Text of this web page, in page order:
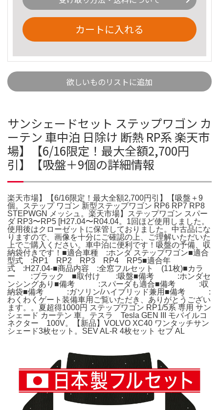
カートに入れる
欲しいものリストに追加
サンシェードセット ステップワゴン カ
ーテン 車中泊 日除け 断熱 RP系 楽天市
場】【6/16限定！最大全額2,700円
引】【吸盤＋9個の詳細情報
楽天市場】【6/16限定！最大全額2,700円引】【吸盤＋9
個。ステップ ワゴン 新型ステップワゴン RP6 RP7 RP8
STEPWGN メッシュ。楽天市場】ステップワゴン スパー
ダ RP3〜RP5 [H27.04〜R04.04。1回ほど使用しました。
使用後はクローゼットに保管しておりました。中古品にな
りますので、画像を十分にご確認の上、ご理解いただいた
上でご購入ください。車中泊に便利です！吸盤の予備、収
納袋付きです！■適合車種 :ホンダ ステップワゴン■適合
型式 :RP1 RP2 RP3 RP4 RP5■適合年
式 :H27.04-■商品内容 :全窓フルセット (11枚)■カラ
ー :ブラック ■取付け :吸盤■備考 :ホンダセ
ンシングあり■備考 :スパーダも適合■備考 :収
納袋■備考 :ガソリン/ハイブリッド兼用■備考 :
わくわくゲート装備車用ご覧いただき、ありがとうござい
ます。。夏超得1000円 ステップワゴン RP1/5系 専用 サン
シェード カーテン 車。テスラ Tesla GEN III モバイルコ
ネクター 100V。【新品】VOLVO XC40 ワンタッチサン
シェード3枚セット。SEV AL-R 4枚セット セブ AL